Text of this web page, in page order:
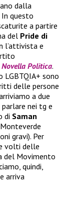
dalla
questo
a partire
del Pride di
l’attivista e
Novella Politica.
LGBTQIA+ sono
delle persone
a due
nei tg e
di Saman
gravi). Per
volti delle
del Movimento
quindi,
arriva